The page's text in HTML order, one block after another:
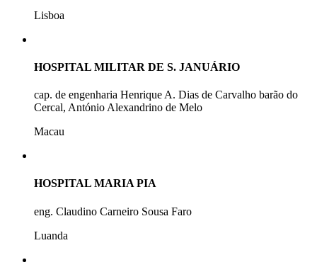
Lisboa
HOSPITAL MILITAR DE S. JANUÁRIO
cap. de engenharia Henrique A. Dias de Carvalho barão do
Cercal, António Alexandrino de Melo
Macau
HOSPITAL MARIA PIA
eng. Claudino Carneiro Sousa Faro
Luanda